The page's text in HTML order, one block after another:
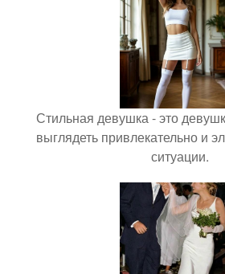
Стильная девушка - это
выглядеть привлекательно и
ситуации.